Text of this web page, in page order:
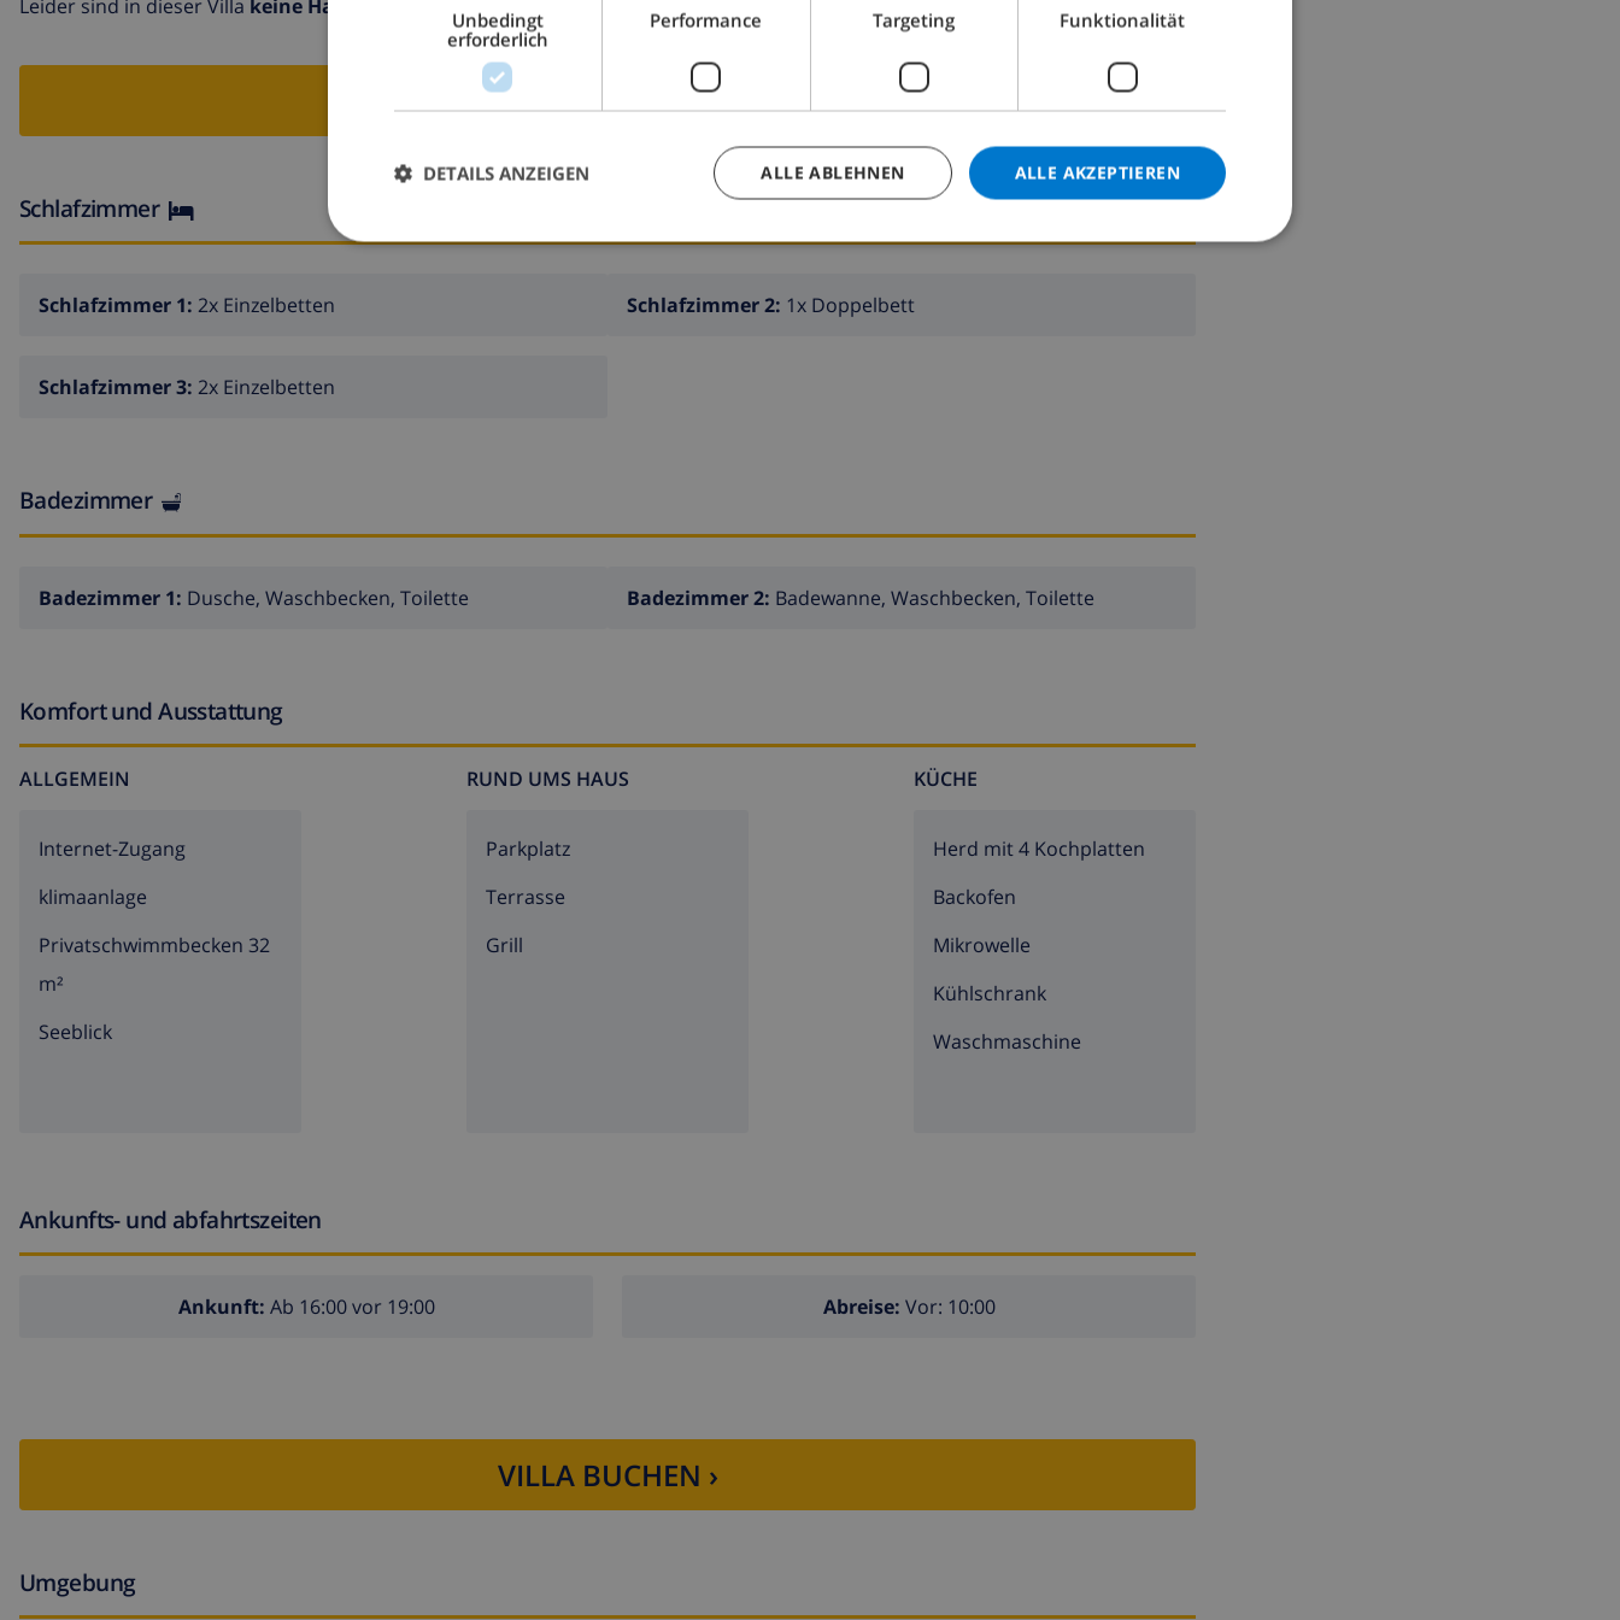
Leider sind in dieser Villa keine Haustiereerlaubt.
VILLA BUCHEN ›
Schlafzimmer
Schlafzimmer 1: 2x Einzelbetten Schlafzimmer 2: 1x Doppelbett
Schlafzimmer 3: 2x Einzelbetten
Badezimmer
Badezimmer 1: Dusche, Waschbecken, Toilette Badezimmer 2: Badewanne, Waschbecken, Toilette
Komfort und Ausstattung
ALLGEMEIN
Internet-Zugang
klimaanlage
Privatschwimmbecken 32
m²
Seeblick
RUND UMS HAUS
Parkplatz
Terrasse
Grill
KÜCHE
Herd mit 4 Kochplatten
Backofen
Mikrowelle
Kühlschrank
Waschmaschine
Ankunfts- und abfahrtszeiten
Ankunft: Ab 16:00 vor 19:00 Abreise: Vor: 10:00
VILLA BUCHEN ›
Umgebung
GERMAN
NORWEGIAN
Unbedingt
erforderlich
Performance Targeting Funktionalität
ALLE AKZEPTIEREN
ALLE ABLEHNEN
DETAILS ANZEIGEN